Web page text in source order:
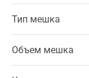
Тип мешка
Объем мешка